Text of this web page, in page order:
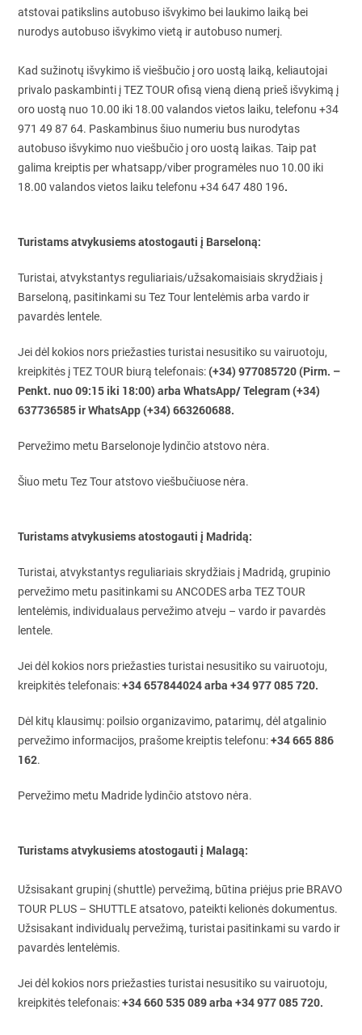
atstovai patikslins autobuso išvykimo bei laukimo laiką bei
nurodys autobuso išvykimo vietą ir autobuso numerį.
Kad sužinotų išvykimo iš viešbučio į oro uostą laiką, keliautojai
privalo paskambinti į TEZ TOUR ofisą vieną dieną prieš išvykimą į
oro uostą nuo 10.00 iki 18.00 valandos vietos laiku, telefonu +34
971 49 87 64. Paskambinus šiuo numeriu bus nurodytas
autobuso išvykimo nuo viešbučio į oro uostą laikas. Taip pat
galima kreiptis per whatsapp/viber programėles nuo 10.00 iki
18.00 valandos vietos laiku telefonu +34 647 480 196.
Turistams atvykusiems atostogauti į Barseloną:
Turistai, atvykstantys reguliariais/užsakomaisiais skrydžiais į
Barseloną, pasitinkami su Tez Tour lentelėmis arba vardo ir
pavardės lentele.
Jei dėl kokios nors priežasties turistai nesusitiko su vairuotoju,
kreipkitės į TEZ TOUR biurą telefonais:(+34) 977085720 (Pirm. –
Penkt. nuo 09:15 iki 18:00) arba WhatsApp/ Telegram (+34)
637736585 ir WhatsApp (+34) 663260688.
Pervežimo metu Barselonoje lydinčio atstovo nėra.
Šiuo metu Tez Tour atstovo viešbučiuose nėra.
Turistams atvykusiems atostogauti į Madridą:
Turistai, atvykstantys reguliariais skrydžiais į Madridą, grupinio
pervežimo metu pasitinkami su ANCODES arba TEZ TOUR
lentelėmis, individualaus pervežimo atveju – vardo ir pavardės
lentele.
Jei dėl kokios nors priežasties turistai nesusitiko su vairuotoju,
kreipkitės telefonais:+34 657844024 arba +34 977 085 720.
Dėl kitų klausimų: poilsio organizavimo, patarimų, dėl atgalinio
pervežimo informacijos, prašome kreiptis telefonu:+34 665 886
162.
Pervežimo metu Madride lydinčio atstovo nėra.
Turistams atvykusiems atostogauti į Malagą:
Užsisakant grupinį (shuttle) pervežimą, būtina priėjus prie BRAVO
TOUR PLUS – SHUTTLE atsatovo, pateikti kelionės dokumentus.
Užsisakant individualų pervežimą, turistai pasitinkami su vardo ir
pavardės lentelėmis.
Jei dėl kokios nors priežasties turistai nesusitiko su vairuotoju,
kreipkitės telefonais:+34 660 535 089 arba +34 977 085 720.